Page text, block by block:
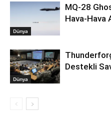
Dünya
MQ-28
Hava-Hava
Dünya
Destekli